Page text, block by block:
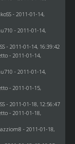
- 2011-01-14,
- 2011-01-14,
- 2011-01-14, 16:39:42
- 2011-01-14,
- 2011-01-14,
- 2011-01-15,
- 2011-01-18, 12:56:47
- 2011-01-18,
- 2011-01-18,